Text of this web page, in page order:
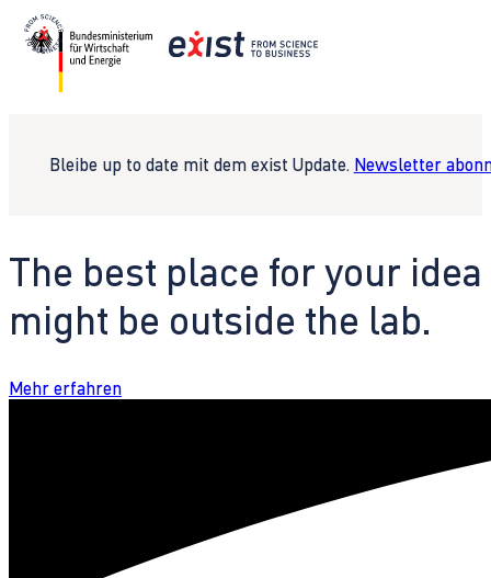
Bleibe up to date mit dem exist Update. Newsletter
The best place for your idea
might be outside the lab.
Mehr erfahren